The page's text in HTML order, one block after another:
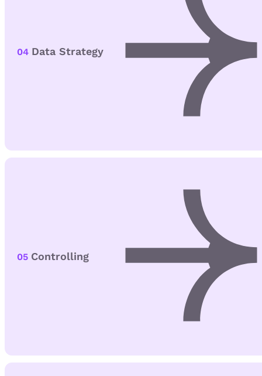
04 Data Strategy
05 Controlling